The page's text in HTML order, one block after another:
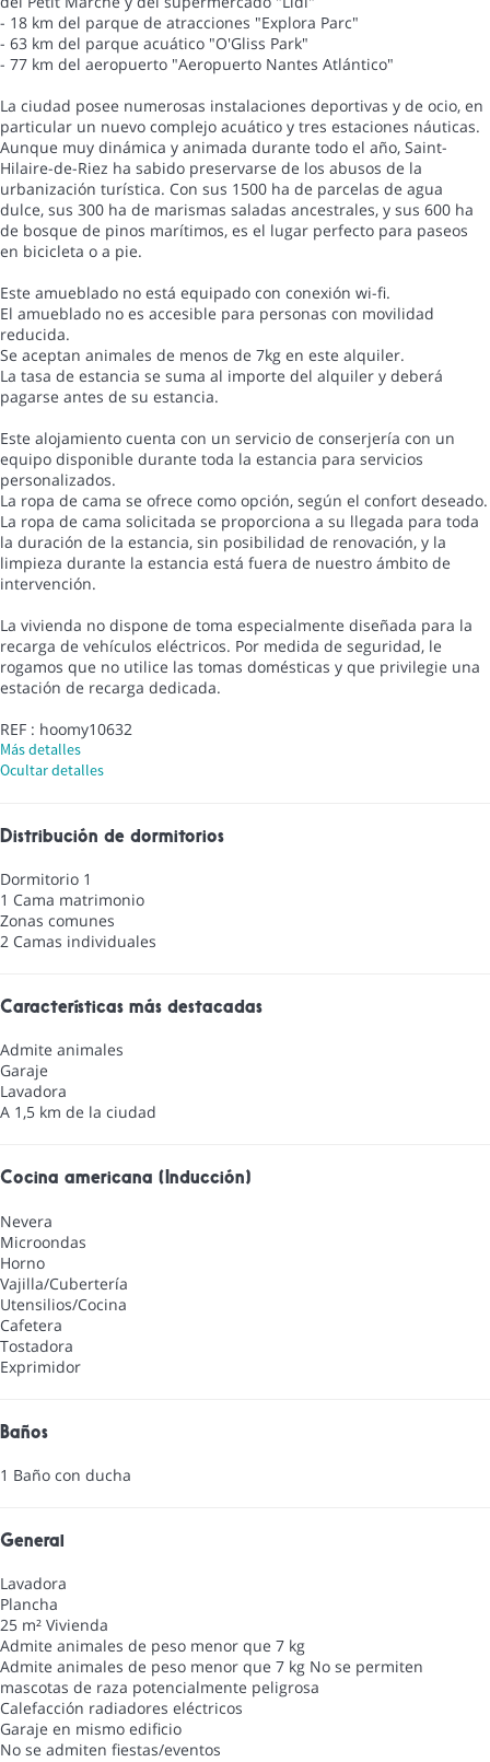
- 18 km del parque de atracciones "Explora Parc"
- 63 km del parque acuático "O'Gliss Park"
- 77 km del aeropuerto "Aeropuerto Nantes Atlántico"
La ciudad posee numerosas instalaciones deportivas y de ocio, en
particular un nuevo complejo acuático y tres estaciones náuticas.
Aunque muy dinámica y animada durante todo el año, Saint-
Hilaire-de-Riez ha sabido preservarse de los abusos de la
urbanización turística. Con sus 1500 ha de parcelas de agua
dulce, sus 300 ha de marismas saladas ancestrales, y sus 600 ha
de bosque de pinos marítimos, es el lugar perfecto para paseos
en bicicleta o a pie.
Este amueblado no está equipado con conexión wi-fi.
El amueblado no es accesible para personas con movilidad
reducida.
Se aceptan animales de menos de 7kg en este alquiler.
La tasa de estancia se suma al importe del alquiler y deberá
pagarse antes de su estancia.
Este alojamiento cuenta con un servicio de conserjería con un
equipo disponible durante toda la estancia para servicios
personalizados.
La ropa de cama se ofrece como opción, según el confort deseado.
La ropa de cama solicitada se proporciona a su llegada para toda
la duración de la estancia, sin posibilidad de renovación, y la
limpieza durante la estancia está fuera de nuestro ámbito de
intervención.
La vivienda no dispone de toma especialmente diseñada para la
recarga de vehículos eléctricos. Por medida de seguridad, le
rogamos que no utilice las tomas domésticas y que privilegie una
estación de recarga dedicada.
REF : hoomy10632
Más detalles
Ocultar detalles
Distribución de dormitorios
Dormitorio 1
1 Cama matrimonio
Zonas comunes
2 Camas individuales
Características más destacadas
Admite animales
Garaje
Lavadora
A 1,5 km de la ciudad
Cocina americana (Inducción)
Nevera
Microondas
Horno
Vajilla/Cubertería
Utensilios/Cocina
Cafetera
Tostadora
Exprimidor
Baños
1 Baño con ducha
General
Lavadora
Plancha
25 m² Vivienda
Admite animales de peso menor que 7 kg
Admite animales de peso menor que 7 kg No se permiten
mascotas de raza potencialmente peligrosa
Calefacción radiadores eléctricos
Garaje en mismo edificio
No se admiten fiestas/eventos